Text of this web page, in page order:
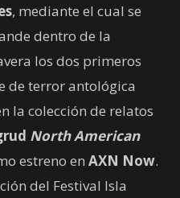
, mediante el cual se
dentro de la
los dos primeros
de terror antológica
la colección de relatos
North American
estreno en AXN Now.
del Festival Isla